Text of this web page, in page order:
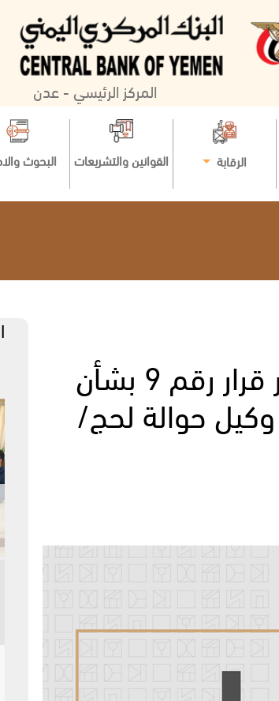
المركز الرئيسي - عدن
الرقابة القوانين والتشريعات البحوث
محافظ البنك المركزي يصدر قرار رقم 9 بشأن
حوالة لحج/